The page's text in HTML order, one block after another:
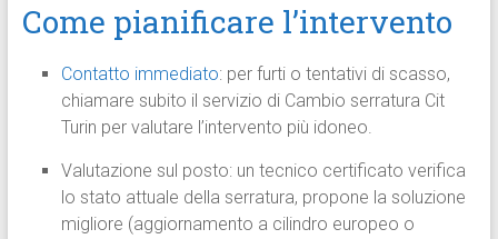
Come pianificare l’intervento
Contatto immediato: per furti o tentativi di scasso,
chiamare subito il servizio di Cambio serratura Cit
Turin per valutare l’intervento più idoneo.
Valutazione sul posto: un tecnico certificato verifica
lo stato attuale della serratura, propone la soluzione
migliore (aggiornamento a cilindro europeo o